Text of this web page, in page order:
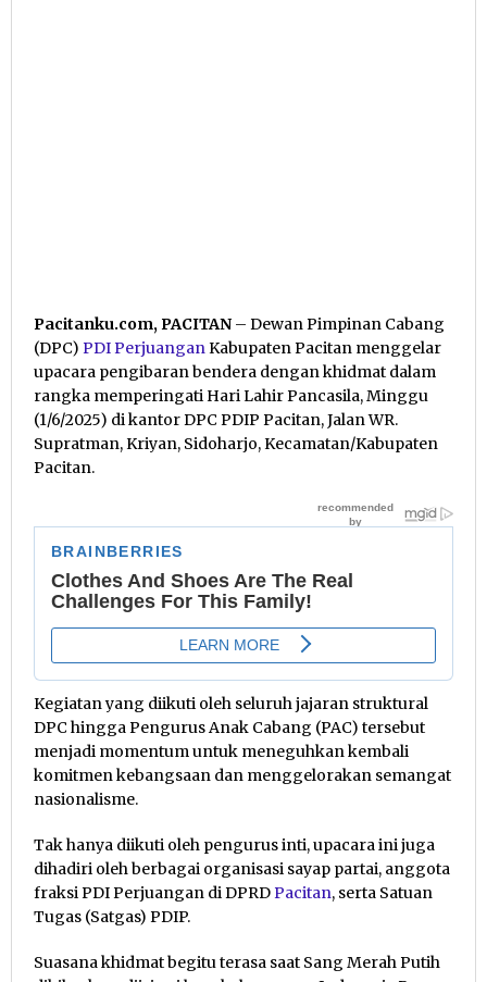
Pacitanku.com, PACITAN – Dewan Pimpinan Cabang
(DPC) PDI PerjuanganKabupaten Pacitan menggelar
upacara pengibaran bendera dengan khidmat dalam
rangka memperingati Hari Lahir Pancasila, Minggu
(1/6/2025) di kantor DPC PDIP Pacitan, Jalan WR.
Supratman, Kriyan, Sidoharjo, Kecamatan/Kabupaten
Pacitan.
Kegiatan yang diikuti oleh seluruh jajaran struktural
DPC hingga Pengurus Anak Cabang (PAC) tersebut
menjadi momentum untuk meneguhkan kembali
komitmen kebangsaan dan menggelorakan semangat
nasionalisme.
Tak hanya diikuti oleh pengurus inti, upacara ini juga
dihadiri oleh berbagai organisasi sayap partai, anggota
fraksi PDI Perjuangan di DPRDPacitan, serta Satuan
Tugas (Satgas) PDIP.
Suasana khidmat begitu terasa saat Sang Merah Putih